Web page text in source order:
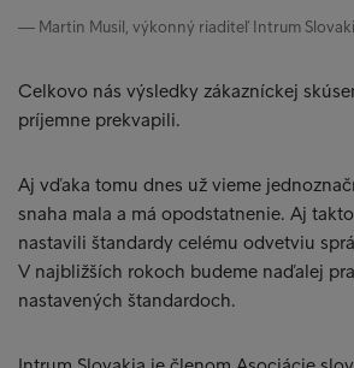
Martin Musil, výkonný riaditeľ Intrum
Celkovo nás výsledky zákazníckej
príjemne prekvapili.
Aj vďaka tomu dnes už vieme
snaha mala a má opodstatnenie. Aj
nastavili štandardy celému odvetviu
V najbližších rokoch budeme naďalej
nastavených štandardoch.